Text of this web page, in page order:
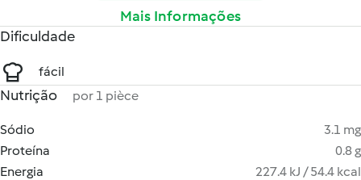
Mais Informações
Dificuldade
fácil
Nutrição por 1 pièce
Sódio
3.1 mg
Proteína
0.8 g
Energia
227.4 kJ / 54.4 kcal